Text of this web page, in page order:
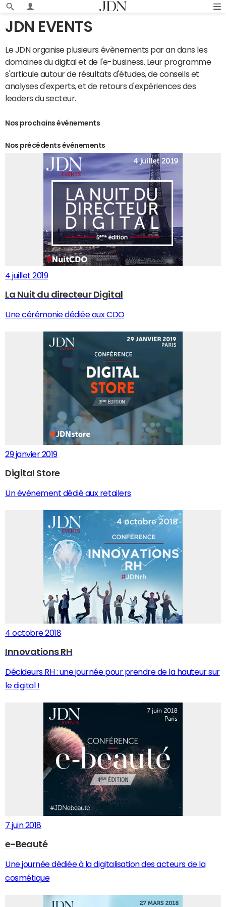
JDN EVENTS
Le JDN organise plusieurs évènements par an dans les
domaines du digital et de l'e-business. Leur programme
s'articule autour de résultats d'études, de conseils et
analyses d'experts, et de retours d'expériences des
leaders du secteur.
Nos prochains événements
Nos précédents événements
4 juillet 2019
La Nuit du directeur Digital
Une cérémonie dédiée aux CDO
29 janvier 2019
Digital Store
Un événement dédié aux retailers
4 octobre 2018
Innovations RH
Décideurs RH : une journée pour prendre de la hauteur sur
le digital !
7 juin 2018
e-Beauté
Une journée dédiée à la digitalisation des acteurs de la
cosmétique